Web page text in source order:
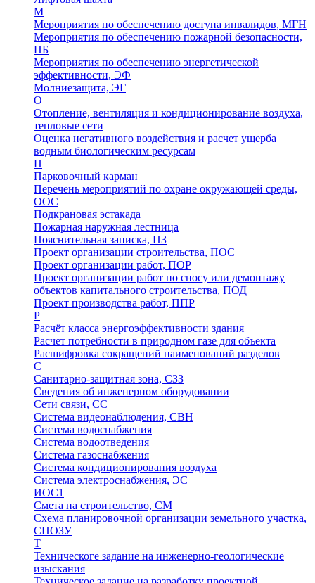
М
Мероприятия по обеспечению доступа инвалидов, МГН
Мероприятия по обеспечению пожарной безопасности,
ПБ
Мероприятия по обеспечению энергетической
эффективности, ЭФ
Молниезащита, ЭГ
О
Отопление, вентиляция и кондиционирование воздуха,
тепловые сети
Оценка негативного воздействия и расчет ущерба
водным биологическим ресурсам
П
Парковочный карман
Перечень мероприятий по охране окружающей среды,
ООС
Подкрановая эстакада
Пожарная наружная лестница
Пояснительная записка, ПЗ
Проект организации строительства, ПОС
Проект организации работ, ПОР
Проект организации работ по сносу или демонтажу
объектов капитального строительства, ПОД
Проект производства работ, ППР
Р
Расчёт класса энергоэффективности здания
Расчет потребности в природном газе для объекта
Расшифровка сокращений наименований разделов
С
Санитарно-защитная зона, СЗЗ
Сведения об инженерном оборудовании
Сети связи, СС
Система видеонаблюдения, СВН
Система водоснабжения
Система водоотведения
Система газоснабжения
Система кондиционирования воздуха
Система электроснабжения, ЭС
ИОС1
Смета на строительство, СМ
Схема планировочной организации земельного участка,
СПОЗУ
Т
Техническоге задание на инженерно-геологические
изыскания